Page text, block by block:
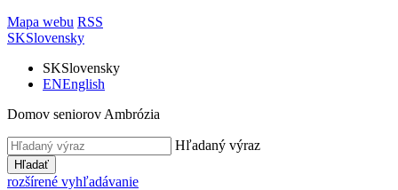
Mapa webu RSS
SKSlovensky
SKSlovensky
ENEnglish
Domov seniorov Ambrózia
Hľadaný výraz
Hľadať
rozšírené vyhľadávanie